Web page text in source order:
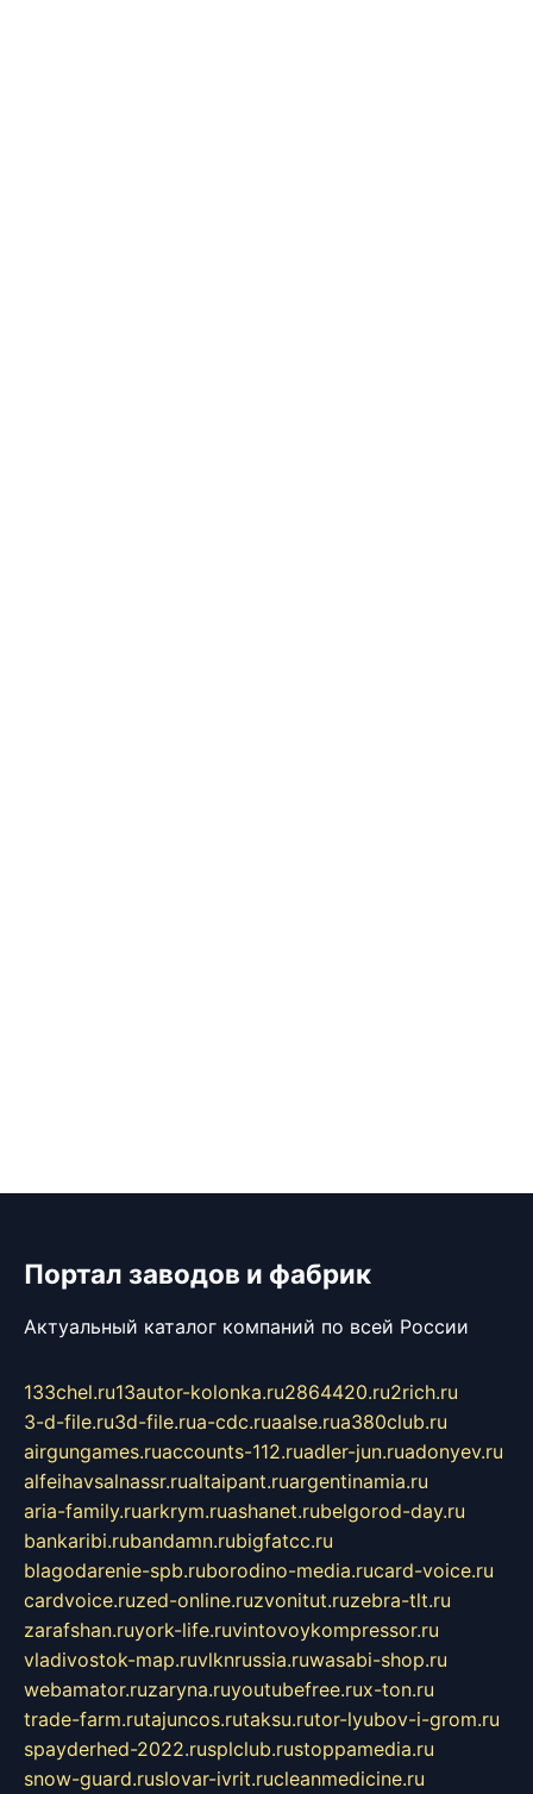
Портал заводов и фабрик
Актуальный каталог компаний по всей России
133chel.ru13autor-kolonka.ru2864420.ru2rich.ru
3-d-file.ru3d-file.rua-cdc.ruaalse.rua380club.ru
airgungames.ruaccounts-112.ruadler-jun.ruadonyev.ru
alfeihavsalnassr.rualtaipant.ruargentinamia.ru
aria-family.ruarkrym.ruashanet.rubelgorod-day.ru
bankaribi.rubandamn.rubigfatcc.ru
blagodarenie-spb.ruborodino-media.rucard-voice.ru
cardvoice.ruzed-online.ruzvonitut.ruzebra-tlt.ru
zarafshan.ruyork-life.ruvintovoykompressor.ru
vladivostok-map.ruvlknrussia.ruwasabi-shop.ru
webamator.ruzaryna.ruyoutubefree.rux-ton.ru
trade-farm.rutajuncos.rutaksu.rutor-lyubov-i-grom.ru
spayderhed-2022.rusplclub.rustoppamedia.ru
snow-guard.ruslovar-ivrit.rucleanmedicine.ru